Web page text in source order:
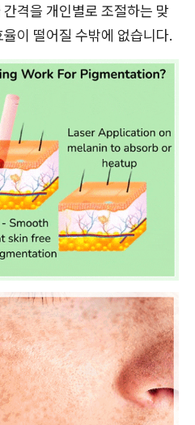
격을 개인별로 조절하는 맞
이 떨어질 수밖에 없습니다.